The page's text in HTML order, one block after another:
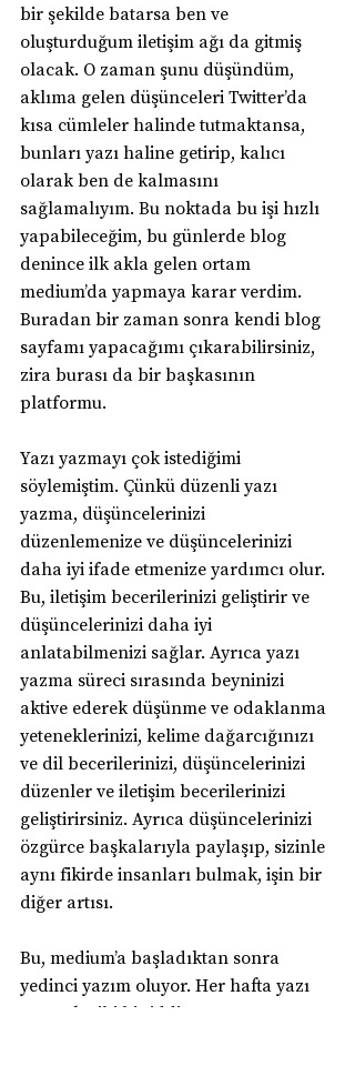
bir şekilde batarsa ben ve
oluşturduğum iletişim ağı da gitmiş
olacak. O zaman şunu düşündüm,
aklıma gelen düşünceleri Twitter’da
kısa cümleler halinde tutmaktansa,
bunları yazı haline getirip, kalıcı
olarak ben de kalmasını
sağlamalıyım. Bu noktada bu işi hızlı
yapabileceğim, bu günlerde blog
denince ilk akla gelen ortam
medium’da yapmaya karar verdim.
Buradan bir zaman sonra kendi blog
sayfamı yapacağımı çıkarabilirsiniz,
zira burası da bir başkasının
platformu.
Yazı yazmayı çok istediğimi
söylemiştim. Çünkü düzenli yazı
yazma, düşüncelerinizi
düzenlemenize ve düşüncelerinizi
daha iyi ifade etmenize yardımcı olur.
Bu, iletişim becerilerinizi geliştirir ve
düşüncelerinizi daha iyi
anlatabilmenizi sağlar. Ayrıca yazı
yazma süreci sırasında beyninizi
aktive ederek düşünme ve odaklanma
yeteneklerinizi, kelime dağarcığınızı
ve dil becerilerinizi, düşüncelerinizi
düzenler ve iletişim becerilerinizi
geliştirirsiniz. Ayrıca düşüncelerinizi
özgürce başkalarıyla paylaşıp, sizinle
aynı fikirde insanları bulmak, işin bir
diğer artısı.
Bu, medium’a başladıktan sonra
yedinci yazım oluyor. Her hafta yazı
yazmak gibi bir iddiam var ama